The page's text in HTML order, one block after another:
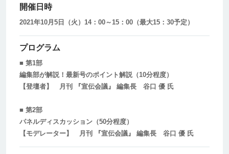
開催日時
2021年10月5日（火）14：00～15：00（最大15：30予定）
プログラム
■ 第1部
編集部が解説！最新号のポイント解説（10分程度）
【登壇者】 月刊 『宣伝会議』 編集長 谷口 優 氏
■ 第2部
パネルディスカッション（50分程度）
【モデレーター】 月刊 『宣伝会議』 編集長 谷口 優 氏